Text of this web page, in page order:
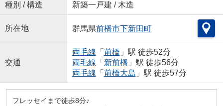
種別 / 構造 新築一戸建 / 木造
所在地 群馬県前橋市下新田町
交通
両毛線 「 前橋 」駅 徒歩52分
両毛線 「 新前橋 」駅 徒歩56分
両毛線 「 前橋大島 」駅 徒歩57分
フレッセイまで徒歩8分♪